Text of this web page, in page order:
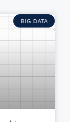
BIG DATA